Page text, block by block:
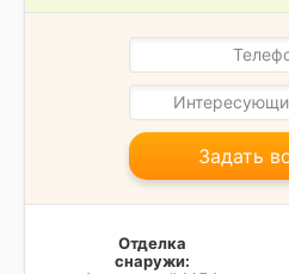
Задать
Отделка
снаружи: